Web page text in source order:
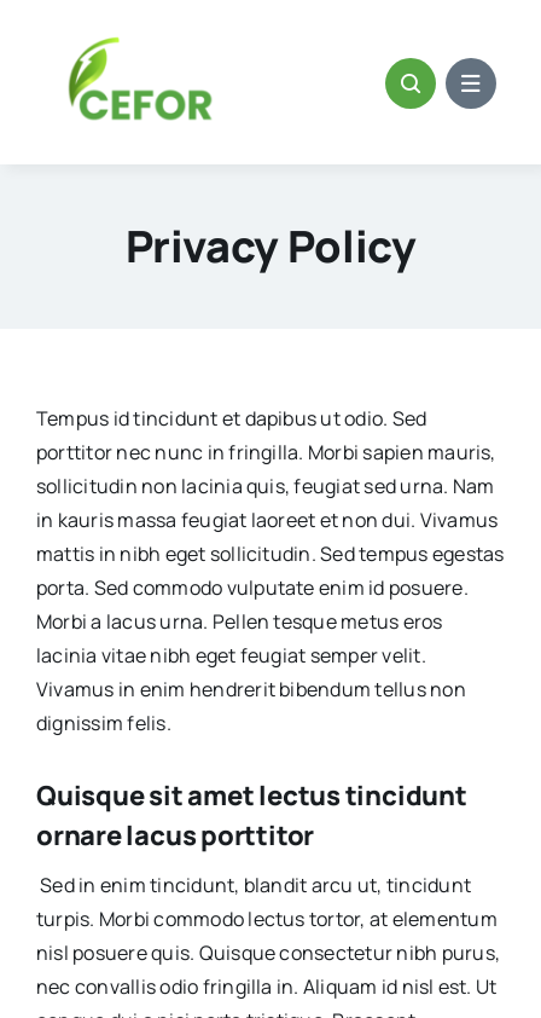
content
Privacy Policy
Tempus id tincidunt et dapibus ut odio. Sed
porttitor nec nunc in fringilla. Morbi sapien mauris,
sollicitudin non lacinia quis, feugiat sed urna. Nam
in kauris massa feugiat laoreet et non dui. Vivamus
mattis in nibh eget sollicitudin. Sed tempus egestas
porta. Sed commodo vulputate enim id posuere.
Morbi a lacus urna. Pellen tesque metus eros
lacinia vitae nibh eget feugiat semper velit.
Vivamus in enim hendrerit bibendum tellus non
dignissim felis.
Quisque sit amet lectus tincidunt
ornare lacus porttitor
Sed in enim tincidunt, blandit arcu ut, tincidunt
turpis. Morbi commodo lectus tortor, at elementum
nisl posuere quis. Quisque consectetur nibh purus,
nec convallis odio fringilla in. Aliquam id nisl est. Ut